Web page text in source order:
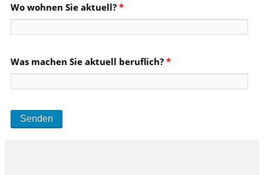
Wo wohnen Sie aktuell? *
Was machen Sie aktuell beruflich? *